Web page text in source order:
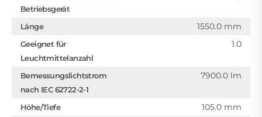
Betriebsgerät
Länge
1550.0 mm
Geeignet für
Leuchtmittelanzahl
1.0
Bemessungslichtstrom
nach IEC 62722-2-1
7900.0 lm
Höhe/Tiefe 105.0 mm